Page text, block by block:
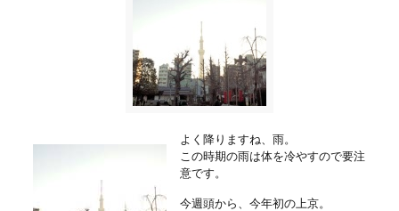
よく降りますね、雨。
この時期の雨は体を冷やすので要注
意です。
今週頭から、今年初の上京。